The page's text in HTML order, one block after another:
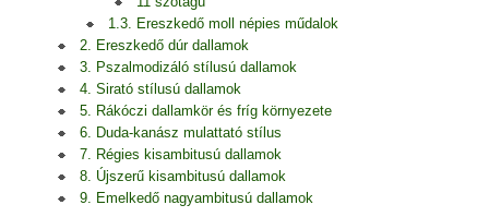
1.3. Ereszkedő moll népies műdalok
2. Ereszkedő dúr dallamok
3. Pszalmodizáló stílusú dallamok
4. Sirató stílusú dallamok
5. Rákóczi dallamkör és fríg környezete
6. Duda-kanász mulattató stílus
7. Régies kisambitusú dallamok
8. Újszerű kisambitusú dallamok
9. Emelkedő nagyambitusú dallamok